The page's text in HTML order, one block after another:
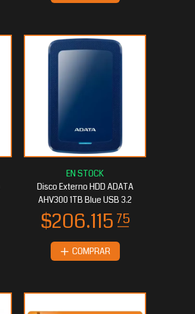
Disco Externo HDD ADATA
AHV300 1TB Blue USB 3.2
COMPRAR